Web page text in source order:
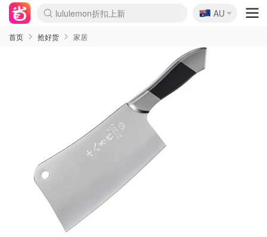
Sasa美妆护肤3.5折
SSENSE年中2.5折
FreshBeauty好价汇总
Cettire降价+叠9折
WWS Coles超市实拍
viagogo二手票捡漏
Myer超级周末
The Outnet奢牌1折起
David Jones 3折起
Flannels大牌1折
Perfumes Club护肤1折
AMIRO面罩$251
Amazon折扣汇总
eToro入金$200送$50
Amazon数码好物
ICONIC本周7.5折
ThedoubleF高奢地板价
Moose Knuckles 6折
丝芙兰5折起
EUFY摄像头$98
Selenichast首饰2折
Trip机票酒店促销
YSL送5件彩妆礼
Amazon家居好物
Amazon美妆护肤
雅漾大喷$8
过敏原检测盒$33
伊索独家赠50ml沐浴露
科颜氏高保湿面霜$29
SEALIFE海洋馆门票6折
丝塔芙大白罐$16
订阅Newsletter送香薰
Cult Beauty 6.8折
Harrods圣诞日历$525
LN-CC奢牌私促3折
d'Alba空姐喷雾$16
EVE LOM套装£56
Bernardelli独家4折
Adore Beauty 6折起
CT圣诞日历
Mytheresa奢品2.7折
Luxury Escapes 9折
Currentbody美容仪$881
MOON Garden Live
Roborock扫地机$649
Tingo Life水杯$24
Valentino官网5折
CR洗护套装$23
修丽可4件套$159
Myer彩妆2件7折
GANNI官网4.5折
Stylevana韩妆4折
Tessabit高奢8.5折
OGX洗发水$11
Amazon阿德莱德次日达
卡诗8.5折+赠礼
Philips Hue灯具8折
🇦🇺
AU
首页 抢好货 家居